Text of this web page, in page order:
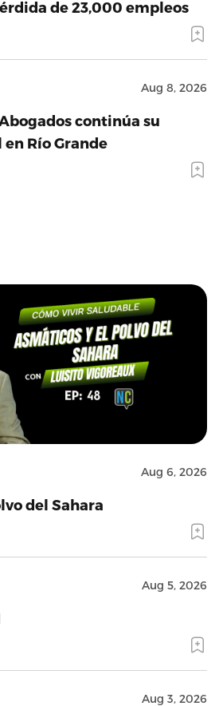
de 23,000 empleos
Aug 8, 2026
continúa su
Río Grande
Aug 6, 2026
del Sahara
Aug 5, 2026
Aug 3, 2026